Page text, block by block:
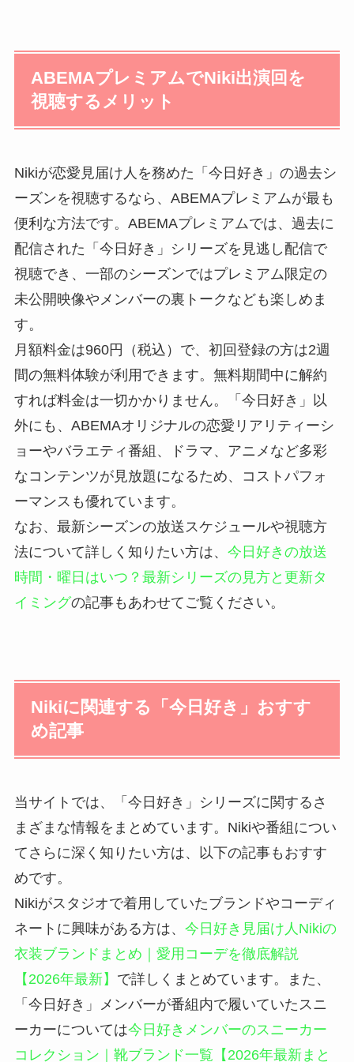
ABEMAプレミアムでNiki出演回を
視聴するメリット
Nikiが恋愛見届け人を務めた「今日好き」の過去シ
ーズンを視聴するなら、ABEMAプレミアムが最も
便利な方法です。ABEMAプレミアムでは、過去に
配信された「今日好き」シリーズを見逃し配信で
視聴でき、一部のシーズンではプレミアム限定の
未公開映像やメンバーの裏トークなども楽しめま
す。
月額料金は960円（税込）で、初回登録の方は2週
間の無料体験が利用できます。無料期間中に解約
すれば料金は一切かかりません。「今日好き」以
外にも、ABEMAオリジナルの恋愛リアリティーシ
ョーやバラエティ番組、ドラマ、アニメなど多彩
なコンテンツが見放題になるため、コストパフォ
ーマンスも優れています。
なお、最新シーズンの放送スケジュールや視聴方
法について詳しく知りたい方は、 今日好きの放送
時間・曜日はいつ？最新シリーズの見方と更新タ
イミングの記事もあわせてご覧ください。
Nikiに関連する「今日好き」おすす
め記事
当サイトでは、「今日好き」シリーズに関するさ
まざまな情報をまとめています。Nikiや番組につい
てさらに深く知りたい方は、以下の記事もおすす
めです。
Nikiがスタジオで着用していたブランドやコーディ
ネートに興味がある方は、 今日好き見届け人Nikiの
衣装ブランドまとめ｜愛用コーデを徹底解説
【2026年最新】 で詳しくまとめています。また、
「今日好き」メンバーが番組内で履いていたスニ
ーカーについては今日好きメンバーのスニーカー
コレクション｜靴ブランド一覧【2026年最新まと